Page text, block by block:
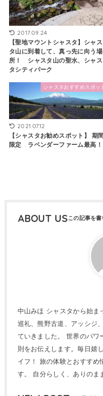
2017.09.24
【聖地マウントシャスタ】シャス
タ山に到着して、真っ先に向う場
所！ シャスタ山の聖水、シャス
タシティパーク
シャスタおすすめスポッ
2021.07.12
【シャスタお勧めスポット】 期間
限定 ラベンダーファーム最高！
ABOUT US
中山みほ シャスタから始ま
巡礼、熊野古道、アッシジ
ていきました。 世界のパワ
則をお伝えします。毎日嬉
イフ！ 旅の体験とおすすめ
す。 自分らしく、ありのま